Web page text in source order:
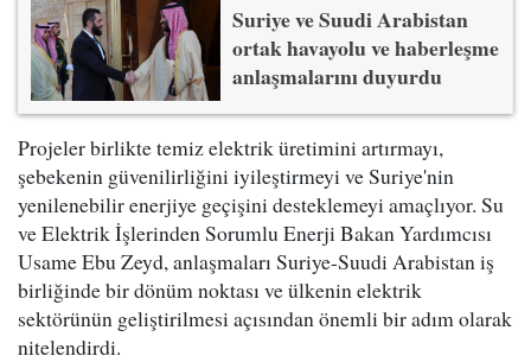
Suriye ve Suudi Arabistan
ortak havayolu ve haberleşme
anlaşmalarını duyurdu
Projeler birlikte temiz elektrik üretimini artırmayı,
şebekenin güvenilirliğini iyileştirmeyi ve Suriye'nin
yenilenebilir enerjiye geçişini desteklemeyi amaçlıyor. Su
ve Elektrik İşlerinden Sorumlu Enerji Bakan Yardımcısı
Usame Ebu Zeyd, anlaşmaları Suriye-Suudi Arabistan iş
birliğinde bir dönüm noktası ve ülkenin elektrik
sektörünün geliştirilmesi açısından önemli bir adım olarak
nitelendirdi.